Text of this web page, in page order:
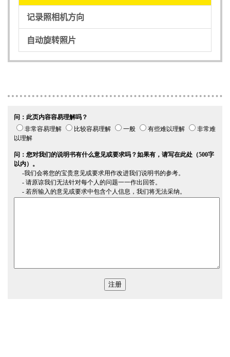
记录照相机方向
自动旋转照片